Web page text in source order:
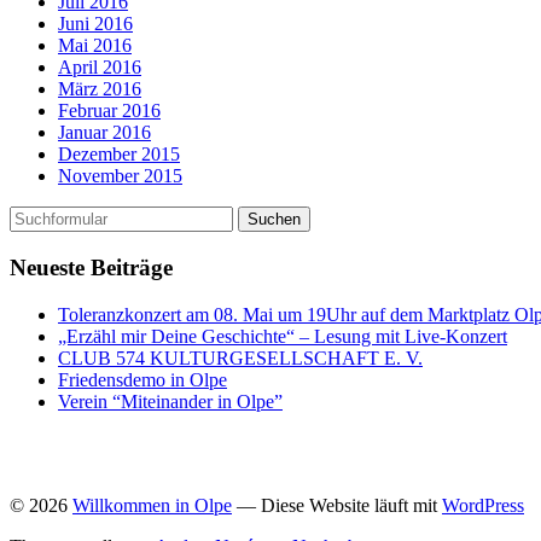
Juni 2016
Mai 2016
April 2016
März 2016
Februar 2016
Januar 2016
Dezember 2015
November 2015
Neueste Beiträge
Toleranzkonzert am 08. Mai um 19Uhr auf dem Marktplatz
„Erzähl mir Deine Geschichte“ – Lesung mit Live-Konzert
CLUB 574 KULTURGESELLSCHAFT E. V.
Friedensdemo in Olpe
Verein “Miteinander in Olpe”
© 2026 Willkommen in Olpe — Diese Website läuft mit WordPress